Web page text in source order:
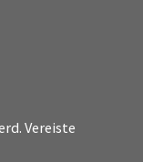
Vereiste